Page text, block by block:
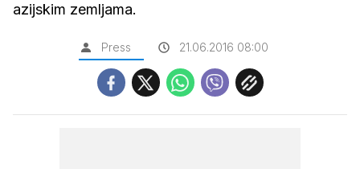
azijskim zemljama.
Press 21.06.2016 08:00